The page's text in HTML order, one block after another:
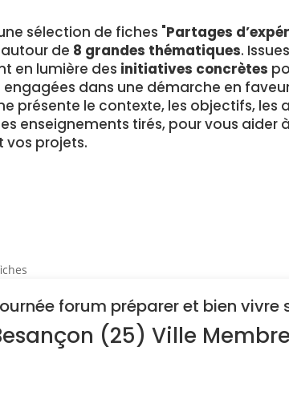
sélection de fiches "Partages
de 8 grandes thématiques.
en lumière des initiatives concrètes
dans une démarche en
présente le contexte, les objectifs, les
enseignements tirés, pour vous aider
vos projets.
forum préparer et bien vivre
(25) Ville